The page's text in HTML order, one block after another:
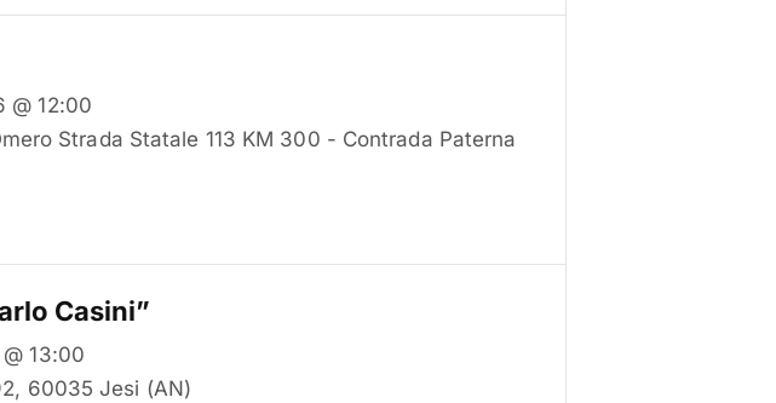
12:00
Strada Statale 113 KM 300 - Contrada Paterna
Casini”
13:00
60035 Jesi (AN)